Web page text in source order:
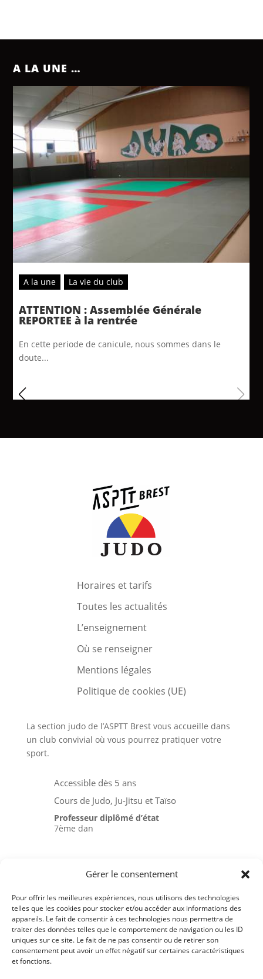
Gérer le consentement
Pour offrir les meilleures expériences, nous utilisons des technologies
telles que les cookies pour stocker et/ou accéder aux informations des
appareils. Le fait de consentir à ces technologies nous permettra de
traiter des données telles que le comportement de navigation ou les ID
uniques sur ce site. Le fait de ne pas consentir ou de retirer son
consentement peut avoir un effet négatif sur certaines caractéristiques
et fonctions.
A LA UNE …
A la une La vie du club
ATTENTION : Assemblée Générale
REPORTEE à la rentrée
En cette periode de canicule, nous sommes dans le
doute...
Horaires et tarifs
Toutes les actualités
L’enseignement
Où se renseigner
Mentions légales
Politique de cookies (UE)
La section judo de l’ASPTT Brest vous accueille dans
un club convivial où vous pourrez pratiquer votre
sport.
Accessible dès 5 ans
Cours de Judo, Ju-Jitsu et Taïso
Professeur diplômé d’état
7ème dan
Taïso ou Gymnastique douce
Ceintures noires formées à l’ASPTT